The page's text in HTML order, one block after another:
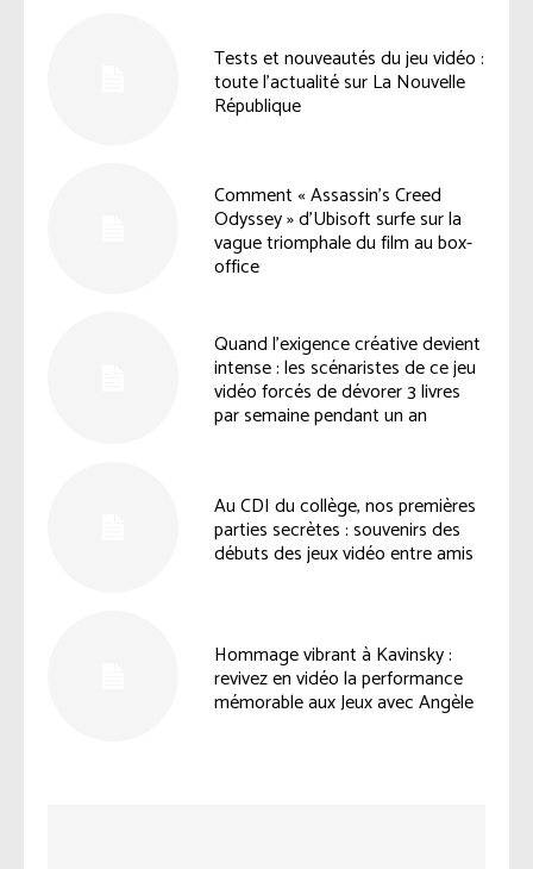
Tests et nouveautés du jeu vidéo :
toute l’actualité sur La Nouvelle
République
Comment « Assassin’s Creed
Odyssey » d’Ubisoft surfe sur la
vague triomphale du film au box-
office
Quand l’exigence créative devient
intense : les scénaristes de ce jeu
vidéo forcés de dévorer 3 livres
par semaine pendant un an
Au CDI du collège, nos premières
parties secrètes : souvenirs des
débuts des jeux vidéo entre amis
Hommage vibrant à Kavinsky :
revivez en vidéo la performance
mémorable aux Jeux avec Angèle